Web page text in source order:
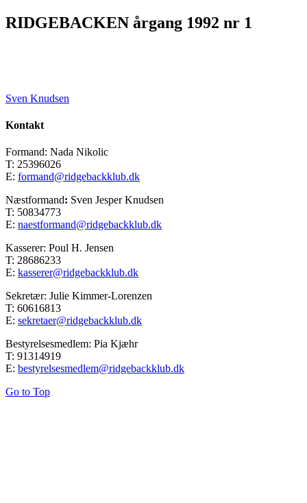
RIDGEBACKEN årgang 1992 nr 1
Sven Knudsen
Kontakt
Formand: Nada Nikolic
T: 25396026
E: formand@ridgebackklub.dk
Næstformand: Sven Jesper Knudsen
T: 50834773
E: naestformand@ridgebackklub.dk
Kasserer: Poul H. Jensen
T: 28686233
E: kasserer@ridgebackklub.dk
Sekretær: Julie Kimmer-Lorenzen
T: 60616813
E: sekretaer@ridgebackklub.dk
Bestyrelsesmedlem: Pia Kjæhr
T: 91314919
E: bestyrelsesmedlem@ridgebackklub.dk
Go to Top